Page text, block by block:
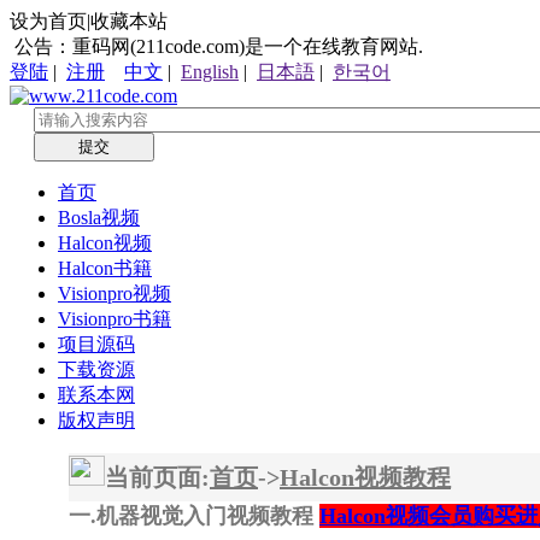
设为首页|收藏本站
公告：重码网(211code.com)是一个在线教育网站.
登陆 | 注册 中文 | English | 日本語 | 한국어
提交
首页
Bosla视频
Halcon视频
Halcon书籍
Visionpro视频
Visionpro书籍
项目源码
下载资源
联系本网
版权声明
当前页面:首页->Halcon视频教程
一.机器视觉入门视频教程 Halcon视频会员购买